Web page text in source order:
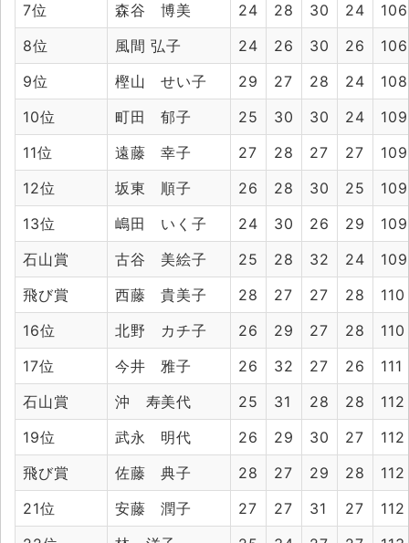
7位
森谷 博美 24 28 30 24
106
8位
風間 弘子 24 26 30 26
106
9位
樫山 せい子 29 27 28 24
108
10位
町田 郁子 25 30 30 24
109
11位
遠藤 幸子 27 28 27 27
109
12位
坂東 順子 26 28 30 25
109
13位
嶋田 いく子 24 30 26 29
109
石山賞
古谷 美絵子 25 28 32 24
109
飛び賞
西藤 貴美子 28 27 27 28
110
16位
北野 カチ子 26 29 27 28
110
17位
今井 雅子 26 32 27 26
111
石山賞
沖 寿美代 25 31 28 28
112
19位
武永 明代 26 29 30 27
112
飛び賞
佐藤 典子 28 27 29 28
112
21位
安藤 潤子 27 27 31 27
112